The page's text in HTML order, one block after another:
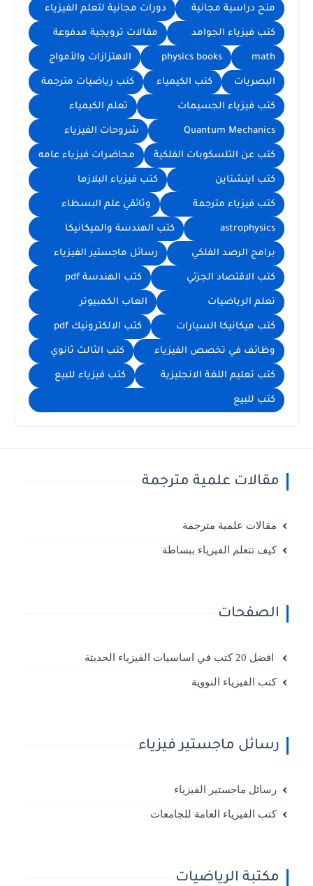
منح دراسية مجانية دورات مجانية لتعلم الفيزياء
كتب فيزياء الجوامد مقالات ترويجية مدفوعة
math
physics books الاهتزازات والأمواج
البصريات كتب الكيمياء كتب رياضيات مترجمة
كتب فيزياء الجسيمات تعلم الكيمياء
Quantum Mechanics شروحات الفيزياء
كتب عن التلسكوبات الفلكية محاضرات فيزياء عامه
كتب اينشتاين كتب فيزياء البلازما
كتب فيزياء مترجمة وثائقي علم البسطاء
astrophysics كتب الهندسة والميكانيكا
برامج الرصد الفلكي رسائل ماجستير الفيزياء
كتب الاقتصاد الجزئي كتب الهندسة pdf
تعلم الرياضيات العاب الكمبيوتر
كتب ميكانيكا السيارات كتب الالكترونيك pdf
وظائف في تخصص الفيزياء كتب الثالث ثانوي
كتب تعليم اللغة الانجليزية كتب فيزياء للبيع
كتب للبيع
مقالات علمية مترجمة
مقالات علمية مترجمة
كيف تتعلم الفيزياء ببساطة
الصفحات
افضل 20 كتب في اساسيات الفيزياء الحديثة
كتب الفيزياء النووية
رسائل ماجستير فيزياء
رسائل ماجستير الفيزياء
كتب الفيزياء العامة للجامعات
مكتبة الرياضيات